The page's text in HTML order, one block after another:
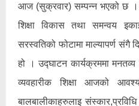
आज (सुक्रवार) सम्पन्न भएको छ ।
शिक्षा विकास तथा समन्वय
सरस्वतिको फोटामा माल्यापर्ण संगै
हो । उद्घाटन कार्यक्रममा
व्यवहारीक शिक्षा आजको
बालबालीकाहरुलाइ